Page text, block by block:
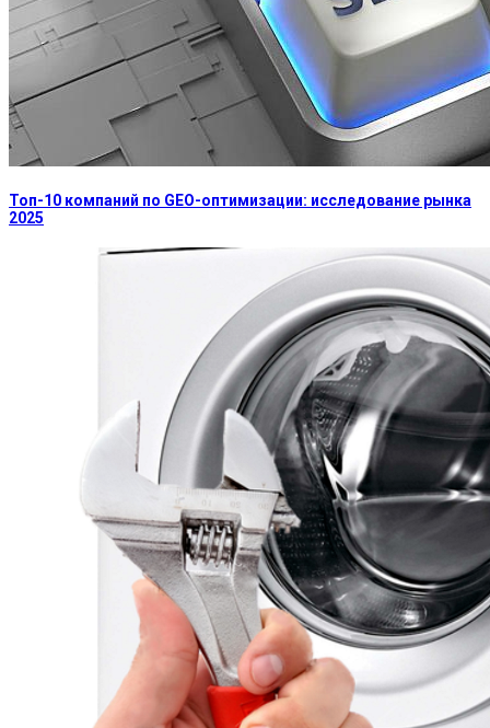
Топ-10 компаний по GEO-оптимизации: исследование рынка
2025